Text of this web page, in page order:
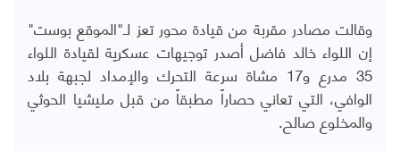
وقالت مصادر مقربة من قيادة محور تعز لـ"الموقع بوست"
إن اللواء خالد فاضل أصدر توجيهات عسكرية لقيادة اللواء
35 مدرع و17 مشاة سرعة التحرك والإمداد لجبهة بلاد
الوافي، التي تعاني حصاراً مطبقاً من قبل مليشيا الحوثي
والمخلوع صالح.